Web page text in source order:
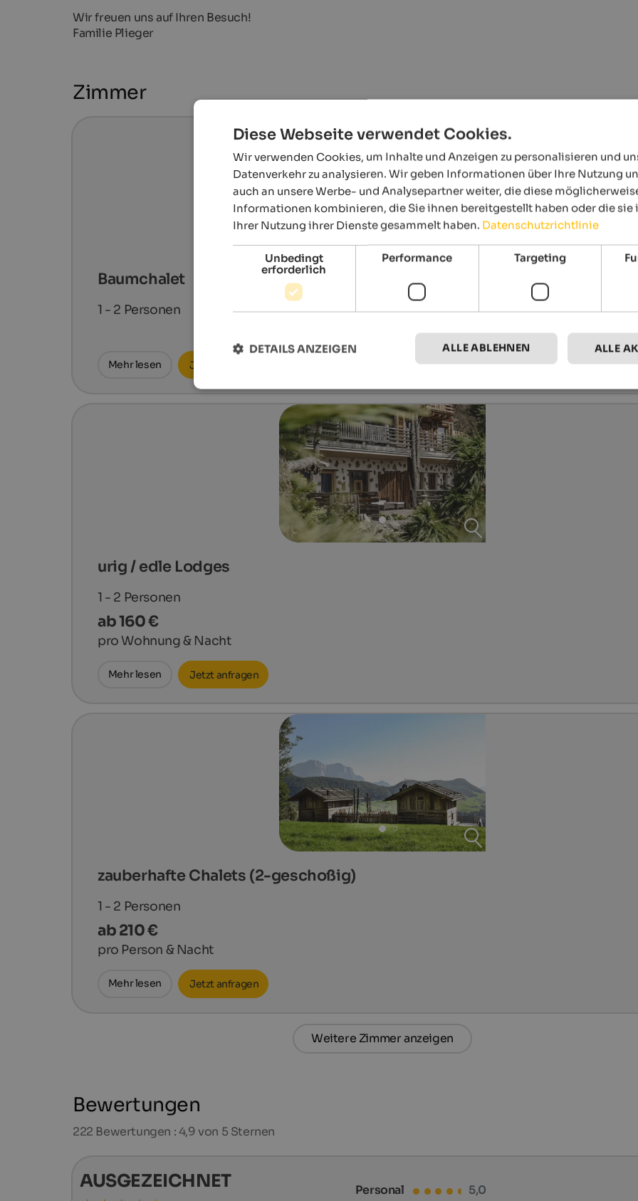
Wir freuen uns auf Ihren Besuch!
Familie Plieger
Zimmer
Baumchalet
1 - 2 Personen
Mehr lesen Jetzt anfragen
urig / edle Lodges
1 - 2 Personen
ab 160 €
pro Wohnung & Nacht
Mehr lesen Jetzt anfragen
zauberhafte Chalets (2-geschoßig)
1 - 2 Personen
ab 210 €
pro Person & Nacht
Mehr lesen Jetzt anfragen
Weitere Zimmer anzeigen
Bewertungen
222 Bewertungen : 4,9 von 5 Sternen
AUSGEZEICHNET Personal
5,0
Diese Webseite verwendet Cookies.
Wir verwenden Cookies, um Inhalte und Anzeigen zu personalisieren und
Datenverkehr zu analysieren. Wir geben Informationen über Ihre Nutzung
auch an unsere Werbe- und Analysepartner weiter, die diese
Informationen kombinieren, die Sie ihnen bereitgestellt haben oder die sie
Ihrer Nutzung ihrer Dienste gesammelt haben. Datenschutzrichtlinie
Unbedingt
erforderlich
Performance Targeting
ALLE
ALLE ABLEHNEN
DETAILS ANZEIGEN